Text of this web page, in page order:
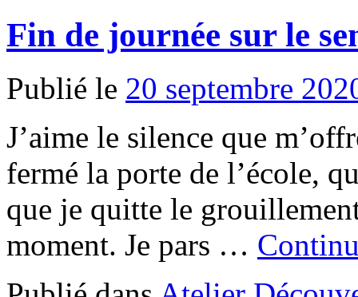
Fin de journée sur le
Publié le 20 septembre
J’aime le silence que
fermé la porte de l’école,
que je quitte le
moment. Je pars …